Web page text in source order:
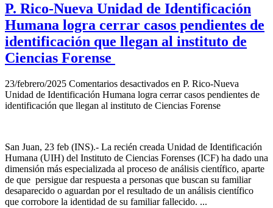
P. Rico-Nueva Unidad de Identificación
Humana logra cerrar casos pendientes de
identificación que llegan al instituto de
Ciencias Forense
23/febrero/2025 Comentarios desactivados en P. Rico-Nueva
Unidad de Identificación Humana logra cerrar casos pendientes de
identificación que llegan al instituto de Ciencias Forense
San Juan, 23 feb (INS).- La recién creada Unidad de Identificación
Humana (UIH) del Instituto de Ciencias Forenses (ICF) ha dado una
dimensión más especializada al proceso de análisis científico, aparte
de que persigue dar respuesta a personas que buscan su familiar
desaparecido o aguardan por el resultado de un análisis científico
que corrobore la identidad de su familiar fallecido. ...